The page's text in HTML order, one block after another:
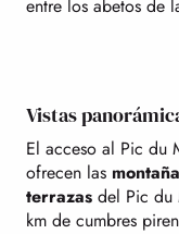
entre los abetos de
Vistas
El acceso al Pic du
ofrecen las
terrazas del Pic du
km de cumbres